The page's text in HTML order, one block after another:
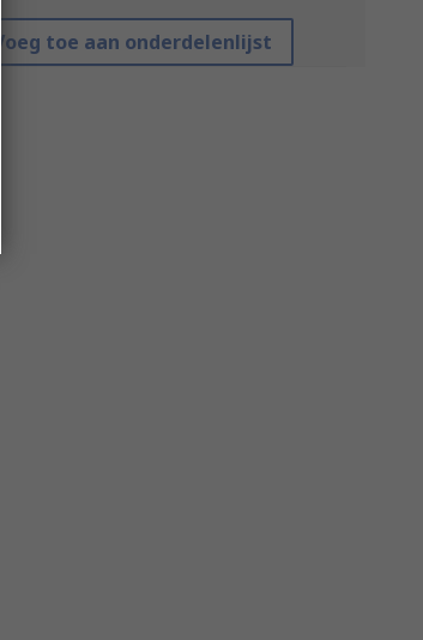
Voeg toe aan onderdelenlijst